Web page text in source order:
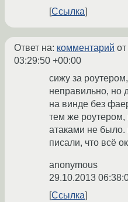
Ссылка
Ответ на: комментарий
03:29:50 +00:00
сижу за
неправильно, но
на винде без
тем же роутером,
атаками не было.
писали, что всё
anonymous
29.10.2013
Ссылка